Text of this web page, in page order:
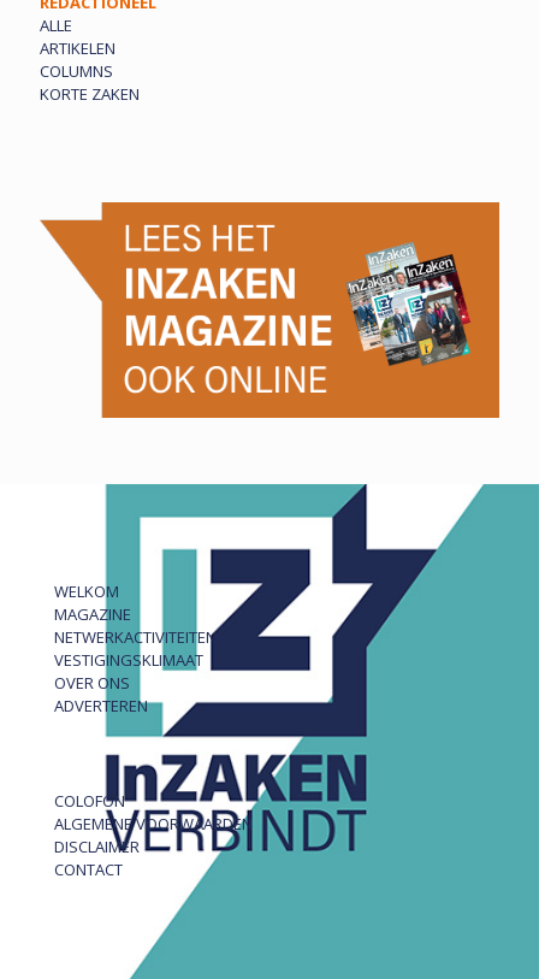
ALLE
ARTIKELEN
COLUMNS
KORTE ZAKEN
WELKOM
MAGAZINE
NETWERKACTIVITEITEN
VESTIGINGSKLIMAAT
OVER ONS
ADVERTEREN
COLOFON
ALGEMENE VOORWAARDEN
DISCLAIMER
CONTACT